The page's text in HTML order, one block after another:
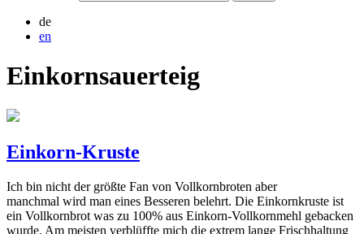
de
en
Einkornsauerteig
Einkorn-Kruste
Ich bin nicht der größte Fan von Vollkornbroten aber
manchmal wird man eines Besseren belehrt. Die Einkornkruste ist
ein Vollkornbrot was zu 100% aus Einkorn-Vollkornmehl gebacken
wurde. Am meisten verblüffte mich die extrem lange Frischhaltung